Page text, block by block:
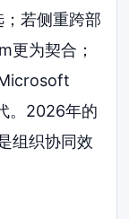
若侧重跨部
更为契合；
。2026年的
组织协同效